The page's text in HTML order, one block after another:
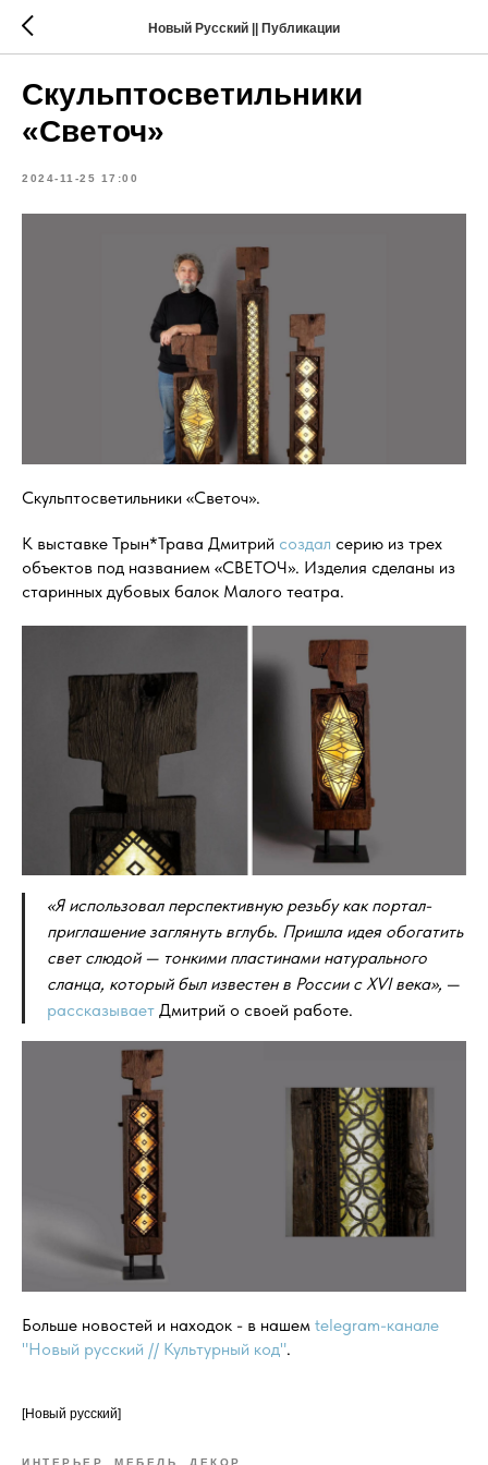
Новый Русский || Публикации
Скульптосветильники
«Светоч»
2024-11-25 17:00
Скульптосветильники «Светоч».
К выставке Трын*Трава Дмитрий создал серию из трех
объектов под названием «СВЕТОЧ». Изделия сделаны из
старинных дубовых балок Малого театра.
«Я использовал перспективную резьбу как портал-
приглашение заглянуть вглубь. Пришла идея обогатить
свет слюдой — тонкими пластинами натурального
сланца, который был известен в России с XVI века», —
рассказывает Дмитрий о своей работе.
Больше новостей и находок - в нашем telegram-канале
"Новый русский // Культурный код".
[Новый русский]
ИНТЕРЬЕР, МЕБЕЛЬ, ДЕКОР